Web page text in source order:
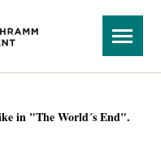
Navigation
überspringen
in "The World´s End".